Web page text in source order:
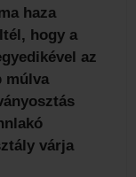
haza
hogy a
az
múlva
várja